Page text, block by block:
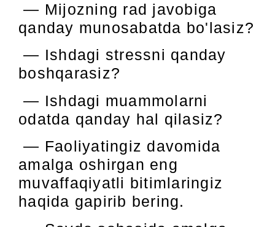
— Mijozning rad javobiga
qanday munosabatda bo'lasiz?
— Ishdagi stressni qanday
boshqarasiz?
— Ishdagi muammolarni
odatda qanday hal qilasiz?
— Faoliyatingiz davomida
amalga oshirgan eng
muvaffaqiyatli bitimlaringiz
haqida gapirib bering.